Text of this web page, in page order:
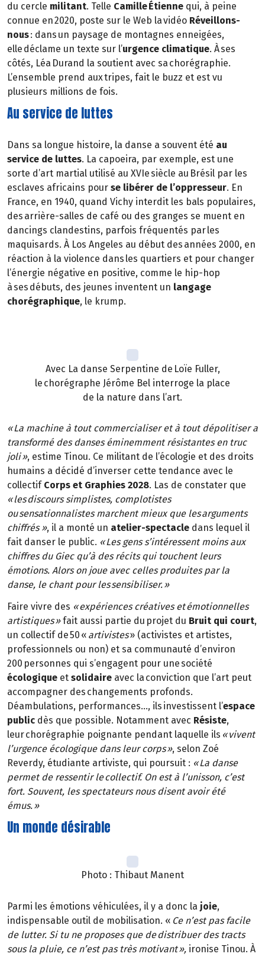
du cercle militant. Telle Camille Étienne qui, à peine
connue en 2020, poste sur le Web la vidéo Réveillons-
nous: dans un paysage de montagnes enneigées,
elle déclame un texte sur l’urgence climatique. À ses
côtés, Léa Durand la soutient avec sa chorégraphie.
L’ensemble prend aux tripes, fait le buzz et est vu
plusieurs millions de fois.
Au service de luttes
Dans sa longue histoire, la danse a souvent été au
service de luttes. La capoeira, par exemple, est une
sorte d’art martial utilisé au XVIe siècle au Brésil par les
esclaves africains pour se libérer de l’oppresseur. En
France, en 1940, quand Vichy interdit les bals populaires,
des arrière-salles de café ou des granges se muent en
dancings clandestins, parfois fréquentés par les
maquisards. À Los Angeles au début des années 2000, en
réaction à la violence dans les quartiers et pour changer
l’énergie négative en positive, comme le hip-hop
à ses débuts, des jeunes inventent un langage
chorégraphique, le krump.
Avec La danse Serpentine de Loïe Fuller,
le chorégraphe Jérôme Bel interroge la place
de la nature dans l’art.
« La machine à tout commercialiser et à tout dépolitiser a
transformé des danses éminemment résistantes en truc
joli », estime Tinou. Ce militant de l’écologie et des droits
humains a décidé d’inverser cette tendance avec le
collectifCorps et Graphies 2028. Las de constater que
« les discours simplistes, complotistes
ou sensationnalistes marchent mieux que les arguments
chiffrés », il a monté un atelier-spectacle dans lequel il
fait danser le public. « Les gens s’intéressent moins aux
chiffres du Giec qu’à des récits qui touchent leurs
émotions. Alors on joue avec celles produites par la
danse, le chant pour les sensibiliser. »
Faire vivre des « expériences créatives et émotionnelles
artistiques »fait aussi partie du projet du Bruit qui court,
un collectif de 50 « artivistes» (activistes et artistes,
professionnels ou non) et sa communauté d’environ
200 personnes qui s’engagent pour une société
écologique et solidaire avec la conviction que l’art peut
accompagner des changements profonds.
Déambulations, performances…, ils investissent l’espace
public dès que possible. Notamment avec Résiste,
leur chorégraphie poignante pendant laquelle ils « vivent
l’urgence écologique dans leur corps », selon Zoé
Reverdy, étudiante artiviste, qui poursuit : « La danse
permet de ressentir le collectif. On est à l’unisson, c’est
fort. Souvent, les spectateurs nous disent avoir été
émus. »
Un monde désirable
Photo : Thibaut Manent
Parmi les émotions véhiculées, il y a donc la joie,
indispensable outil de mobilisation. « Ce n’est pas facile
de lutter. Si tu ne proposes que de distribuer des tracts
sous la pluie, ce n’est pas très motivant », ironise Tinou. À